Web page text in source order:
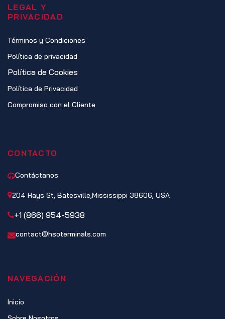
LEGAL Y
PRIVACIDAD
Términos y Condiciones
Política de privacidad
Política de Cookies
Política de Privacidad
Compromiso con el Cliente
CONTACTO
Contáctanos
204 Hays St, Batesville,Mississippi 38606, USA
+1 (866) 954-5938
contact@hsoterminals.com
NAVEGACIÓN
Inicio